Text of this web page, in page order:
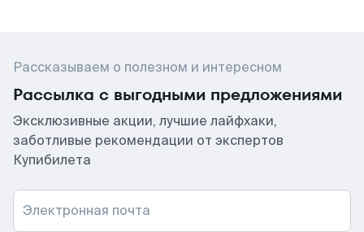
Рассказываем о полезном и интересном
Рассылка с выгодными предложениями
Эксклюзивные акции, лучшие лайфхаки,
заботливые рекомендации от экспертов
Купибилета
Электронная почта